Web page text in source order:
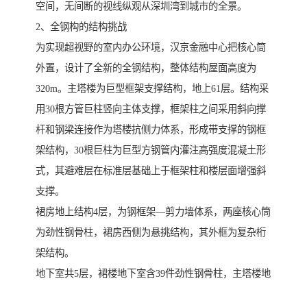
空间，无间断的视线纵观从深圳湾到城市的全景。
2、全钢构的结构挑战
为实现超视野的室内办公环境，汉京金融中心把核心筒
外置，设计了全新的全钢结构，整体结构屋面高度为
320m。主塔楼为巨型框架支撑结构，地上61层。结构采
用30根方管巨柱竖向主体支撑，框架柱之间采用斜向撑
杆和钢梁连接作为塔楼抗侧力体系，形成带支撑的钢框
架结构，30根巨柱为巨型方钢管内灌注高强度混凝土形
式，其避难层在标准层基础上于框架柱和楼层面增强斜
支撑。
裙房地上结构4层，为钢框架—剪力墙体系，两座核心筒
为劲性钢骨柱，裙房西侧为悬挑结构，其外框为复杂桁
架结构。
地下室共5层，裙楼地下室含39件劲性钢骨柱，主塔楼地